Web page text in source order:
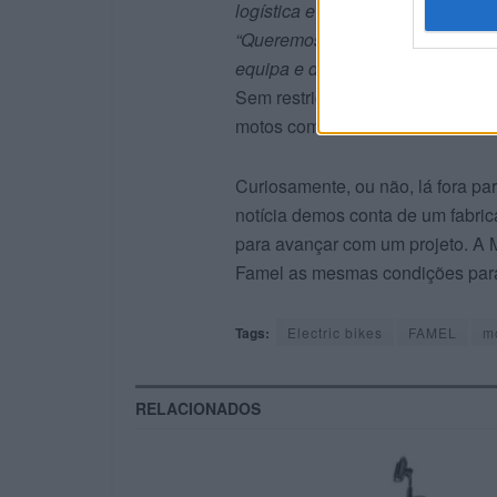
logística e distribuição dos
“Queremos avançar com o
equipa e dar resposta a este
Sem restrições ao perfil de
motos com rede de
Curiosamente, ou não, lá fora
notícia demos conta de um
para avançar com um projeto. A
Famel as mesmas condições
Tags: Electric bikes FAMEL
RELACIONADOS